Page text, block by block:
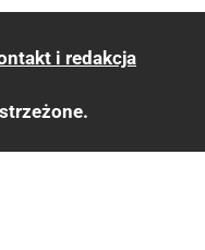
i redakcja